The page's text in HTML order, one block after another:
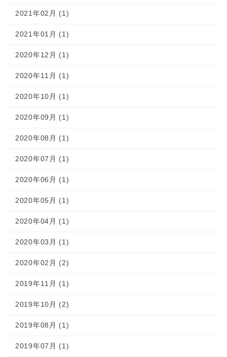
2021年02月 (1)
2021年01月 (1)
2020年12月 (1)
2020年11月 (1)
2020年10月 (1)
2020年09月 (1)
2020年08月 (1)
2020年07月 (1)
2020年06月 (1)
2020年05月 (1)
2020年04月 (1)
2020年03月 (1)
2020年02月 (2)
2019年11月 (1)
2019年10月 (2)
2019年08月 (1)
2019年07月 (1)